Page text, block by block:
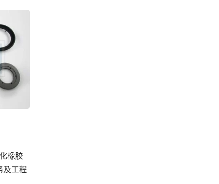
橡胶
及工程